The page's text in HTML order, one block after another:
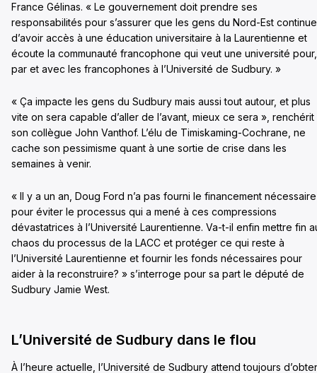
France Gélinas. « Le gouvernement doit prendre ses
responsabilités pour s’assurer que les gens du Nord-Est
d’avoir accès à une éducation universitaire à la Laurentienne et
écoute la communauté francophone qui veut une université pour,
par et avec les francophones à l’Université de Sudbury. »
« Ça impacte les gens du Sudbury mais aussi tout autour, et plus
vite on sera capable d’aller de l’avant, mieux ce sera », renchérit
son collègue John Vanthof. L’élu de Timiskaming-Cochrane, ne
cache son pessimisme quant à une sortie de crise dans les
semaines à venir.
« Il y a un an, Doug Ford n’a pas fourni le financement nécessaire
pour éviter le processus qui a mené à ces compressions
dévastatrices à l’Université Laurentienne. Va-t-il enfin mettre fin
chaos du processus de la LACC et protéger ce qui reste à
l’Université Laurentienne et fournir les fonds nécessaires pour
aider à la reconstruire? » s’interroge pour sa part le député de
Sudbury Jamie West.
L’Université de Sudbury dans le flou
À l’heure actuelle, l’Université de Sudbury attend toujours